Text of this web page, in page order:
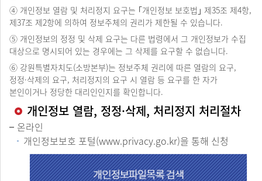
④ 개인정보 열람 및 처리정지 요구는 ｢개인정보 보호법｣ 제35조 제4항,
제37조 제2항에 의하여 정보주체의 권리가 제한될 수 있습니다.
⑤ 개인정보의 정정 및 삭제 요구는 다른 법령에서 그 개인정보가 수집
대상으로 명시되어 있는 경우에는 그 삭제를 요구할 수 없습니다.
⑥ 강원특별자치도(소방본부)는 정보주체 권리에 따른 열람의 요구,
정정·삭제의 요구, 처리정지의 요구 시 열람 등 요구를 한 자가
본인이거나 정당한 대리인인지를 확인합니다.
개인정보 열람, 정정·삭제, 처리정지 처리절차
온라인
개인정보보호 포털(www.privacy.go.kr)을 통해 신청